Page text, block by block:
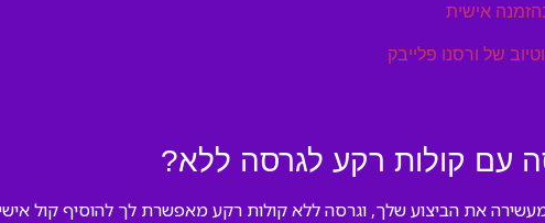
אישית
של ורסנו פלייבק
עם קולות רקע לגרסה ללא?
את הביצוע שלך, וגרסה ללא קולות רקע מאפשרת לך להוסיף קול